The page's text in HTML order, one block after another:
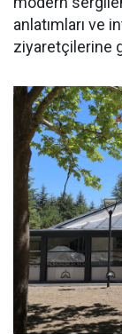
anlatımları ve
ziyaretçilerine